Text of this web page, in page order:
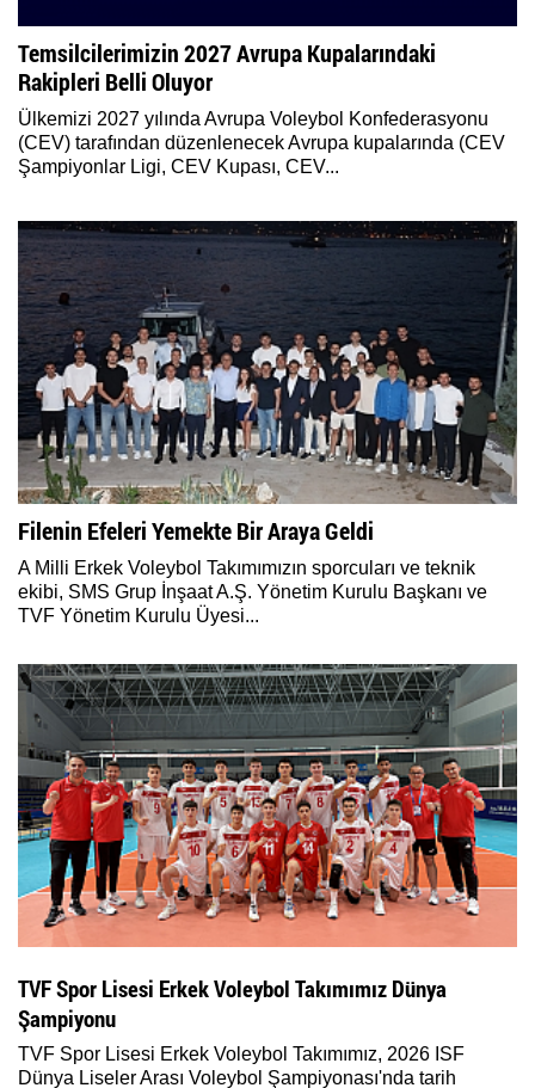
Temsilcilerimizin 2027 Avrupa Kupalarındaki
Rakipleri Belli Oluyor
Ülkemizi 2027 yılında Avrupa Voleybol Konfederasyonu
(CEV) tarafından düzenlenecek Avrupa kupalarında (CEV
Şampiyonlar Ligi, CEV Kupası, CEV...
Filenin Efeleri Yemekte Bir Araya Geldi
A Milli Erkek Voleybol Takımımızın sporcuları ve teknik
ekibi, SMS Grup İnşaat A.Ş. Yönetim Kurulu Başkanı ve
TVF Yönetim Kurulu Üyesi...
TVF Spor Lisesi Erkek Voleybol Takımımız Dünya
Şampiyonu
TVF Spor Lisesi Erkek Voleybol Takımımız, 2026 ISF
Dünya Liseler Arası Voleybol Şampiyonası'nda tarih